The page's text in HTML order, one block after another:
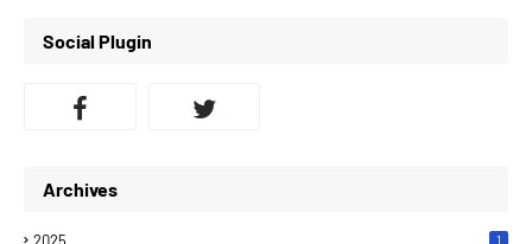
Social Plugin
Archives
1